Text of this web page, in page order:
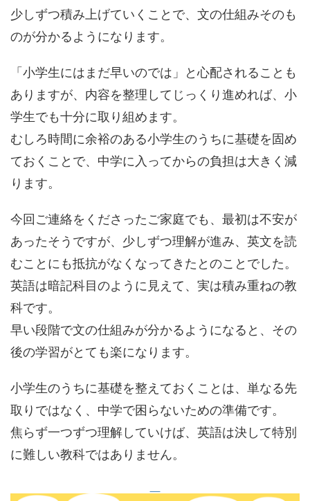
少しずつ積み上げていくことで、文の仕組みそのも
のが分かるようになります。
「小学生にはまだ早いのでは」と心配されることも
ありますが、内容を整理してじっくり進めれば、小
学生でも十分に取り組めます。
むしろ時間に余裕のある小学生のうちに基礎を固め
ておくことで、中学に入ってからの負担は大きく減
ります。
今回ご連絡をくださったご家庭でも、最初は不安が
あったそうですが、少しずつ理解が進み、英文を読
むことにも抵抗がなくなってきたとのことでした。
英語は暗記科目のように見えて、実は積み重ねの教
科です。
早い段階で文の仕組みが分かるようになると、その
後の学習がとても楽になります。
小学生のうちに基礎を整えておくことは、単なる先
取りではなく、中学で困らないための準備です。
焦らず一つずつ理解していけば、英語は決して特別
に難しい教科ではありません。